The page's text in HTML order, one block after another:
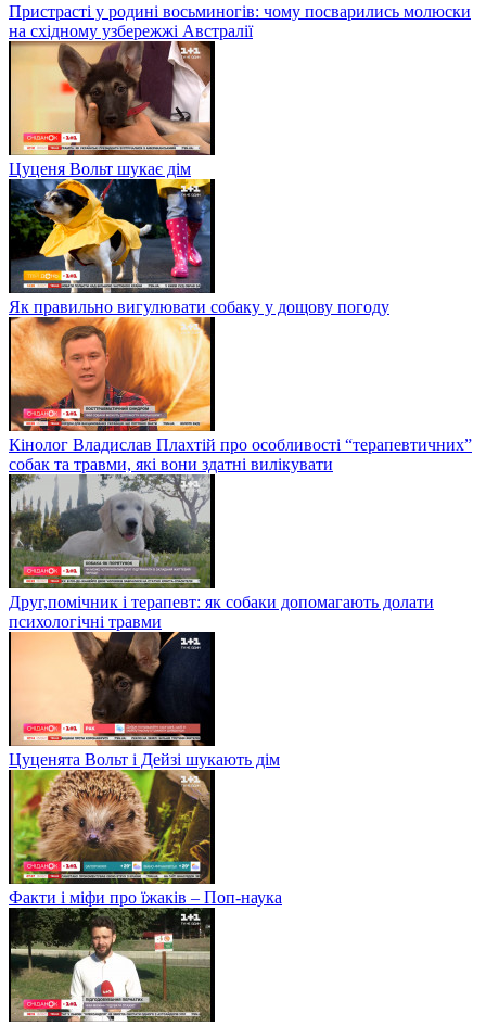
Пристрасті у родині восьминогів: чому посварились молюски
на східному узбережжі Австралії
Цуценя Вольт шукає дім
Як правильно вигулювати собаку у дощову погоду
Кінолог Владислав Плахтій про особливості “терапевтичних”
собак та травми, які вони здатні вилікувати
Друг,помічник і терапевт: як собаки допомагають долати
психологічні травми
Цуценята Вольт і Дейзі шукають дім
Факти і міфи про їжаків – Поп-наука